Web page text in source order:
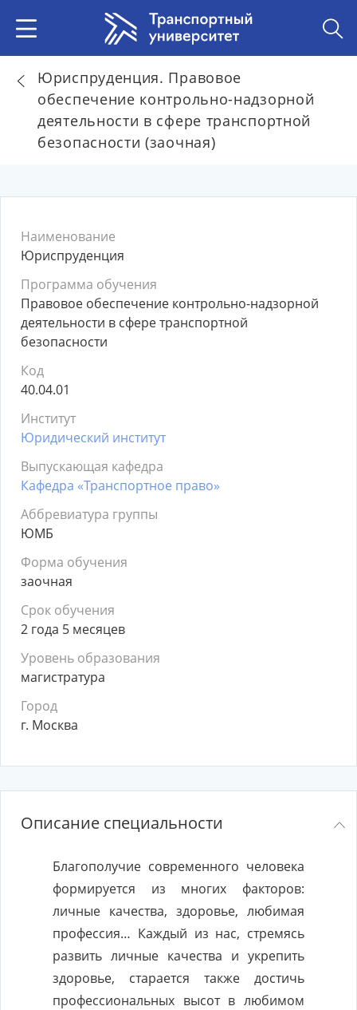
Юриспруденция. Правовое
обеспечение контрольно-надзорной
деятельности в сфере транспортной
безопасности (заочная)
Наименование
Юриспруденция
Программа обучения
Правовое обеспечение контрольно-надзорной
деятельности в сфере транспортной
безопасности
Код
40.04.01
Институт
Юридический институт
Выпускающая кафедра
Кафедра «Транспортное право»
Аббревиатура группы
ЮМБ
Форма обучения
заочная
Срок обучения
2 года 5 месяцев
Уровень образования
магистратура
Город
г. Москва
Описание специальности
Благополучие современного человека
формируется из многих факторов:
личные качества, здоровье, любимая
профессия… Каждый из нас, стремясь
развить личные качества и укрепить
здоровье, старается также достичь
профессиональных высот в любимом